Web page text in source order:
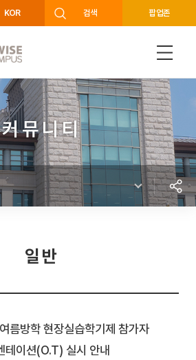
주메뉴 바로가기
푸터 바로가기
KOR 검색 팝업존
커뮤니티
일반
방학 현장실습학기제 참가자
테이션(O.T) 실시 안내